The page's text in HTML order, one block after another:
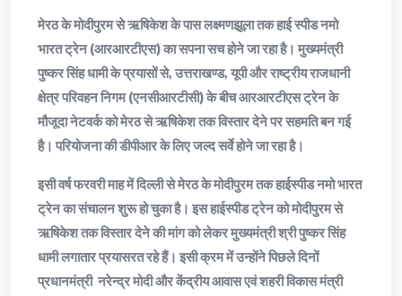
मेरठ के मोदीपुरम से ऋषिकेश के पास लक्ष्मणझूला तक हाई स्पीड नमो
भारत ट्रेन (आरआरटीएस) का सपना सच होने जा रहा है। मुख्यमंत्री
पुष्कर सिंह धामी के प्रयासों से, उत्तराखण्ड, यूपी और राष्ट्रीय राजधानी
क्षेत्र परिवहन निगम (एनसीआरटीसी) के बीच आरआरटीएस ट्रेन के
मौजूदा नेटवर्क को मेरठ से ऋषिकेश तक विस्तार देने पर सहमति बन गई
है। परियोजना की डीपीआर के लिए जल्द सर्वे होने जा रहा है।
इसी वर्ष फरवरी माह में दिल्ली से मेरठ के मोदीपुरम तक हाईस्पीड नमो भारत
ट्रेन का संचालन शुरू हो चुका है। इस हाईस्पीड ट्रेन को मोदीपुरम से
ऋषिकेश तक विस्तार देने की मांग को लेकर मुख्यमंत्री श्री पुष्कर सिंह
धामी लगातार प्रयासरत रहे हैं। इसी क्रम में उन्होंने पिछले दिनों
प्रधानमंत्री नरेन्द्र मोदी और केंद्रीय आवास एवं शहरी विकास मंत्री